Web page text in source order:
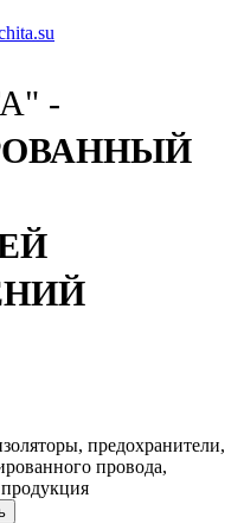
-
предохранители,
провода,